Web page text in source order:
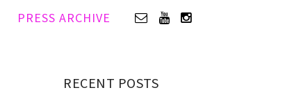
PRESS ARCHIVE
RECENT POSTS